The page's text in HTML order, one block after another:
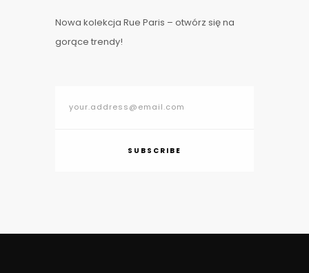
Nowa kolekcja Rue Paris – otwórz się na
gorące trendy!
SUBSCRIBE